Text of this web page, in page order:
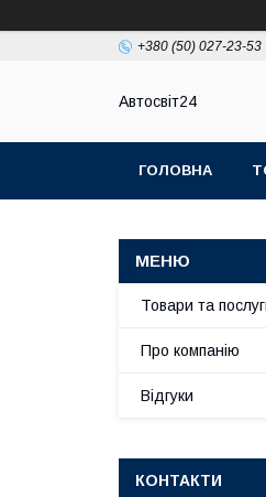
+380 (50) 027-23-53
Автосвіт24
ГОЛОВНА
Товари та
Про компанію
Відгуки
КОНТАКТИ